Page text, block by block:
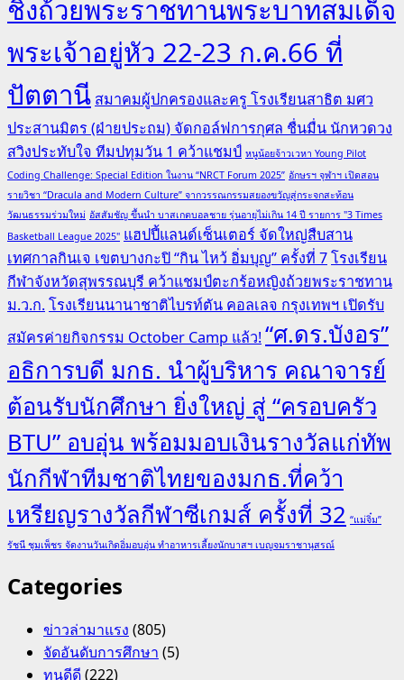
ชิงถ้วยพระราชทานพระบาทสมเด็จ
พระเจ้าอยู่หัว 22-23 ก.ค.66 ที่
ปัตตานี สมาคมผู้ปกครองและครู โรงเรียนสาธิต มศว
ประสานมิตร (ฝ่ายประถม) จัดกอล์ฟการกุศล ชื่นมื่น นักหวดวง
สวิงประทับใจ ทีมปทุมวัน 1 คว้าแชมป์ หนูน้อยจ้าวเวหา Young Pilot
Coding Challenge: Special Edition ในงาน “NRCT Forum 2025” อักษรฯ จุฬาฯ เปิดสอน
รายวิชา “Dracula and Modern Culture” จากวรรณกรรมสยองขวัญสู่กระจกสะท้อน
วัฒนธรรมร่วมใหม่ อัสสัมชัญ ขึ้นนำ บาสเกตบอลชาย รุ่นอายุไม่เกิน 14 ปี รายการ "3 Times
Basketball League 2025" แฮปปี้แลนด์เซ็นเตอร์ จัดใหญ่สืบสาน
เทศกาลกินเจ เขตบางกะปิ “กิน ไหว้ อิ่มบุญ” ครั้งที่ 7โรงเรียน
กีฬาจังหวัดสุพรรณบุรี คว้าแชมป์ตะกร้อหญิงถ้วยพระราชทาน
ม.ว.ก.โรงเรียนนานาชาติไบรท์ตัน คอลเลจ กรุงเทพฯ เปิดรับ
สมัครค่ายกิจกรรม October Camp แล้ว!“ศ.ดร.บังอร”
อธิการบดี มกธ. นำผู้บริหาร คณาจารย์
ต้อนรับนักศึกษา ยิ่งใหญ่ สู่ “ครอบครัว
BTU” อบอุ่น พร้อมมอบเงินรางวัลแก่ทัพ
นักกีฬาทีมชาติไทยของมกธ.ที่คว้า
เหรียญรางวัลกีฬาซีเกมส์ ครั้งที่ 32 “แม่จิ๋ม”
รัชนี ชุมเพ็ชร จัดงานวันเกิดอิ่มอบอุ่น ทำอาหารเลี้ยงนักบาสฯ เบญจมราชานุสรณ์
Categories
ข่าวล่ามาแรง (805)
จัดอันดับการศึกษา (5)
ทุนดีดี(222)